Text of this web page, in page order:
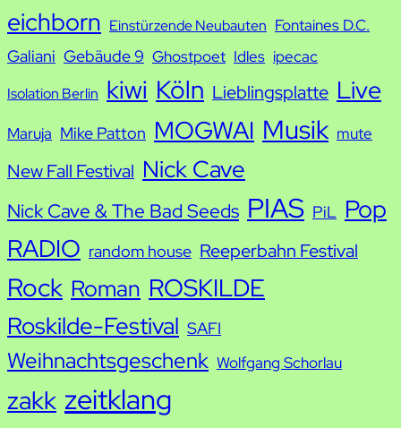
eichborn Einstürzende Neubauten Fontaines D.C.
Galiani Gebäude 9 Ghostpoet Idles ipecac
Isolation Berlin kiwi Köln Lieblingsplatte Live
Maruja Mike Patton MOGWAI Musik mute
New Fall Festival Nick Cave
Nick Cave & The Bad Seeds PIAS PiL Pop
RADIO random house Reeperbahn Festival
Rock Roman ROSKILDE
Roskilde-Festival SAFI
Weihnachtsgeschenk Wolfgang Schorlau
zakk zeitklang